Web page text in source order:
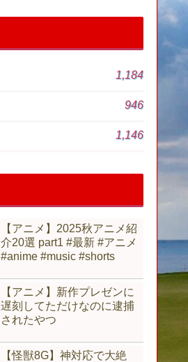
1,184
946
1,146
【アニメ】2025秋アニメ紹
介20選 part1 #最新 #アニメ
#anime #music #shorts
【アニメ】新作プレゼンに
遅刻してただけなのに逮捕
されたやつ
【怪獣8G】神対応で大絶